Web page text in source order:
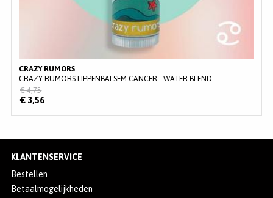
CRAZY RUMORS
CRAZY RUMORS LIPPENBALSEM CANCER - WATER BLEND
€ 3,56
€ 4,75
KLANTENSERVICE
Bestellen
Betaalmogelijkheden